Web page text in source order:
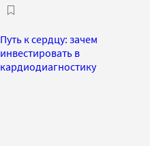
Путь к сердцу: зачем
инвестировать в
кардиодиагностику